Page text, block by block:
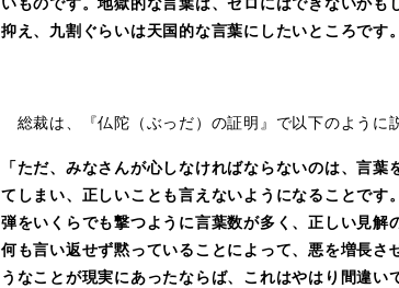
抑え、九割ぐらいは天国的な言葉にしたいところです
総裁は、『仏陀（ぶっだ）の証明』で以下のように
「ただ、みなさんが心しなければならないのは、言
てしまい、正しいことも言えないようになることです
弾をいくらでも撃つように言葉数が多く、正しい見解
何も言い返せず黙っていることによって、悪を増長さ
うなことが現実にあったならば、これはやはり間違